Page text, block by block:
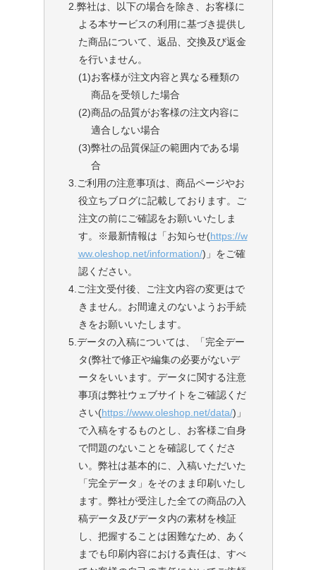
2.弊社は、以下の場合を除き、お客様に
よる本サービスの利用に基づき提供し
た商品について、返品、交換及び返金
を行いません。
(1)お客様が注文内容と異なる種類の
商品を受領した場合
(2)商品の品質がお客様の注文内容に
適合しない場合
(3)弊社の品質保証の範囲内である場
合
3.ご利用の注意事項は、商品ページやお
役立ちブログに記載しております。ご
注文の前にご確認をお願いいたしま
す。※最新情報は「お知らせ(https://w
ww.oleshop.net/information/)」をご確
認ください。
4.ご注文受付後、ご注文内容の変更はで
きません。お間違えのないようお手続
きをお願いいたします。
5.データの入稿については、「完全デー
タ(弊社で修正や編集の必要がないデ
ータをいいます。データに関する注意
事項は弊社ウェブサイトをご確認くだ
さい(https://www.oleshop.net/data/)」
で入稿をするものとし、お客様ご自身
で問題のないことを確認してくださ
い。弊社は基本的に、入稿いただいた
「完全データ」をそのまま印刷いたし
ます。弊社が受注した全ての商品の入
稿データ及びデータ内の素材を検証
し、把握することは困難なため、あく
までも印刷内容における責任は、すべ